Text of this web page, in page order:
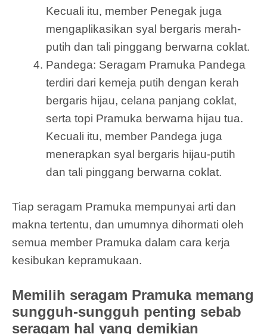
Kecuali itu, member Penegak juga
mengaplikasikan syal bergaris merah-
putih dan tali pinggang berwarna coklat.
Pandega: Seragam Pramuka Pandega
terdiri dari kemeja putih dengan kerah
bergaris hijau, celana panjang coklat,
serta topi Pramuka berwarna hijau tua.
Kecuali itu, member Pandega juga
menerapkan syal bergaris hijau-putih
dan tali pinggang berwarna coklat.
Tiap seragam Pramuka mempunyai arti dan
makna tertentu, dan umumnya dihormati oleh
semua member Pramuka dalam cara kerja
kesibukan kepramukaan.
Memilih seragam Pramuka memang
sungguh-sungguh penting sebab
seragam hal yang demikian